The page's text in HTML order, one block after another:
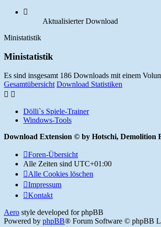
Aktualisierter Download
Ministatistik
Ministatistik
Es sind insgesamt 186 Downloads mit einem
Gesamtübersicht Download Statistiken
Dölli`s Spiele-Trainer
Windows-Tools
Download Extension © by Hotschi, Demolition
Foren-Übersicht
Alle Zeiten sind UTC+01:00
Alle Cookies löschen
Impressum
Kontakt
Aero style developed for phpBB
Powered by phpBB® Forum Software © phpBB